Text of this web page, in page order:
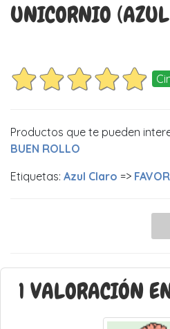
UNICORNIO
Productos que te pueden
BUEN ROLLO
Etiquetas: Azul Claro =>
1 VALORACIÓN